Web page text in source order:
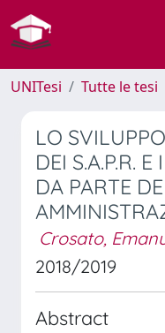
UNITesi Tutte le tesi
LO
DEI S.A.P.R.
DA PARTE
Crosato,
2018/2019
Abstract